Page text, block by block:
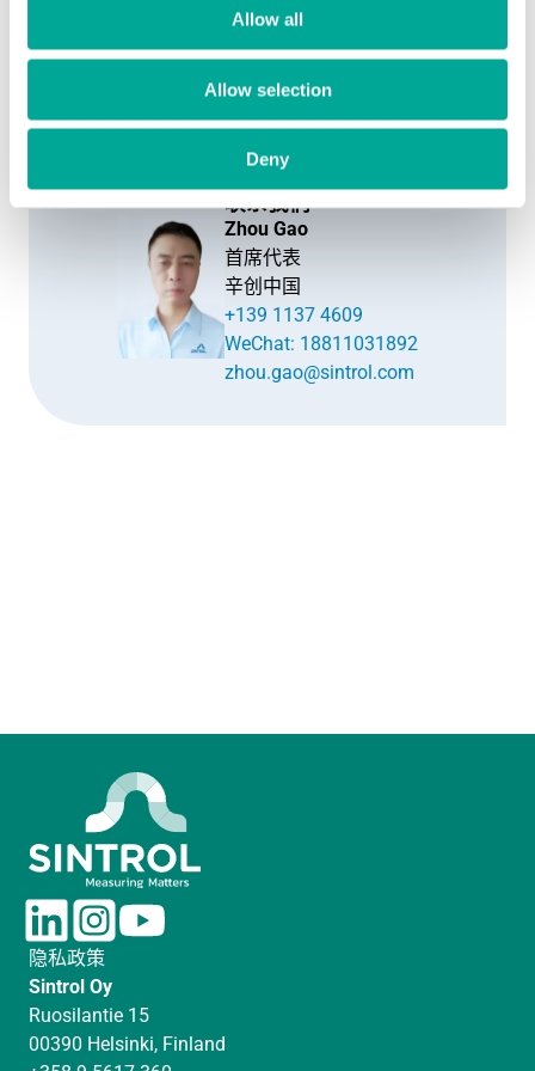
Allow all
Allow selection
Deny
安全数据存储，保障合规性与分析需求
将数据转化为决策——借助辛创的粉尘监测软件，您可通
过单一平台管理、追踪并优化空气质量监测。
联系我们
Zhou Gao
首席代表
辛创中国
+139 1137 4609
WeChat: 18811031892
zhou.gao@sintrol.com
L
i
n
k
e
d
I
n
a
g
b
隐私政策
Sintrol Oy
Ruosilantie 15
00390 Helsinki, Finland